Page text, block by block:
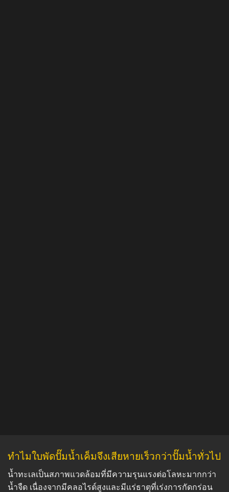
ทำไมใบพัดปั๊มน้ำเค็มจึงเสียหายเร็วกว่าปั๊มน้ำทั่วไป
น้ำทะเลเป็นสภาพแวดล้อมที่มีความรุนแรงต่อโลหะมากกว่า
น้ำจืด เนื่องจากมีคลอไรด์สูงและมีแร่ธาตุที่เร่งการกัดกร่อน